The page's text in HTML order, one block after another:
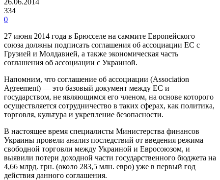
334
0
27 июня 2014 года в Брюсселе на саммите Европейского
союза должны подписать соглашения об ассоциации ЕС с
Грузией и Молдавией, а также экономическая часть
соглашения об ассоциации с Украиной.
Напомним, что соглашение об ассоциации (Association
Agreement) — это базовый документ между ЕС и
государством, не являющимся его членом, на основе которого
осуществляется сотрудничество в таких сферах, как политика,
торговля, культура и укрепление безопасности.
В настоящее время специалисты Министерства финансов
Украины провели анализ последствий от введения режима
свободной торговли между Украиной и Евросоюзом, и
выявили потери доходной части государственного бюджета на
4,66 млрд. грн. (около 283,5 млн. евро) уже в первый год
действия данного соглашения.